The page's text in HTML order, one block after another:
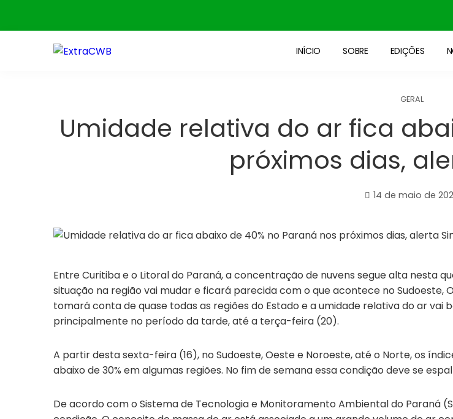
INÍCIO SOBRE EDIÇÕES
GERAL
Umidade relativa do ar fica
próximos dias,
14 de maio de
Entre Curitiba e o Litoral do Paraná, a concentração de nuvens segue alta nesta
situação na região vai mudar e ficará parecida com o que acontece no Sudoeste,
tomará conta de quase todas as regiões do Estado e a umidade relativa do ar
principalmente no período da tarde, até a terça-feira (20).
A partir desta sexta-feira (16), no Sudoeste, Oeste e Noroeste, até o Norte, os
abaixo de 30% em algumas regiões. No fim de semana essa condição deve se
De acordo com o Sistema de Tecnologia e Monitoramento Ambiental do Paraná